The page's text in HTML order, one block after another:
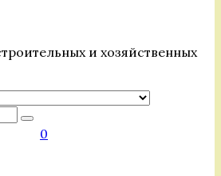
и хозяйственных
0